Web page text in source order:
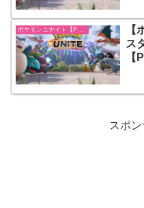
ポケモンユナイト【Pokémon UNITE】
【
ス
【
スポ